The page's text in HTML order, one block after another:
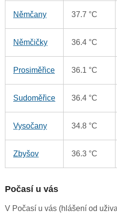
Němčany 37.7 °C
Němčičky 36.4 °C
Prosiměřice 36.1 °C
Sudoměřice 36.4 °C
Vysočany 34.8 °C
Zbyšov 36.3 °C
Počasí u vás
V Počasí u vás (hlášení od